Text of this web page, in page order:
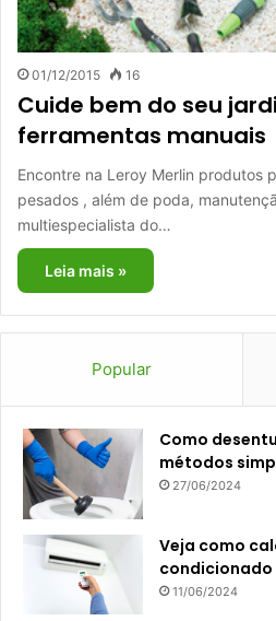
01/12/2015 16
Cuide bem do seu
ferramentas manuais
Encontre na Leroy Merlin produtos
pesados , além de poda,
multiespecialista do…
Leia mais »
Popular
Como
métodos
27/06/2024
Veja como
condicionado
11/06/2024